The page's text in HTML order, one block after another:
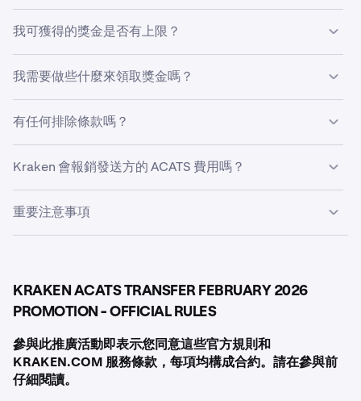
在 Kraken 網站 (kraken.com/c) 中：
• 在您的桌面電腦上開啟 Kraken。
• 點擊右上角的“轉移”按鈕。
•
在 Kraken Pro 流動應用程式中：
1 開啟 Kraken Pro 應用程式。
在 Kraken Pro 網站中：
1 開啟 Kraken Pro 網站 (pro.kraken.com/app)
只有價值 5,000 美元或以上的 ACATS 才符合推廣資格。這
可以透過單次轉移或完成多次轉移，總額達到 5,000 美元
或以上來實現。
我可獲得的獎金是否有上限？
否。
我需要做些什麼來領取獎金嗎？
除了符合資格要求外，獎金將在推廣期結束後自動應用於合
資格帳戶。無需填寫表格或手動申請。
有任何排除條款嗎？
只有透過合資格 ACATS 轉移的股票和 ETF（價值 5,000 美
元或以上）才符合資格（不包括加密貨幣或其他資
產）。 此外，只有參與我們「全額支付股票借貸」計劃的
客戶帳戶才被視為符合此計劃的資格。這意味著客戶必須選
商的用戶不符合獲得獎金的資格。
Kraken 會報銷發送方的 ACATS 費用嗎？
對於價值 1,000 美元或以上的個人轉移，Kraken
Securities 將報銷您的發送經紀商可能向您收取的任何
ACAT 轉出費用。
重要注意事項
不另行通知。
獎金由 Kraken’s 自己的資金提供，不具現金等值。此計劃
受所有適用法律、法規和 Kraken 官方規則的約束。
KRAKEN ACATS TRANSFER FEBRUARY 2026
PROMOTION - OFFICIAL RULES
參與此推廣活動即表示您同意這些官方規則和
KRAKEN.COM 服務條款，每項均構成合約。請在參與前
仔細閱讀。